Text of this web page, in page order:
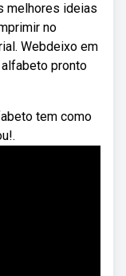
melhores ideias
no
Webdeixo em
pronto
tem como